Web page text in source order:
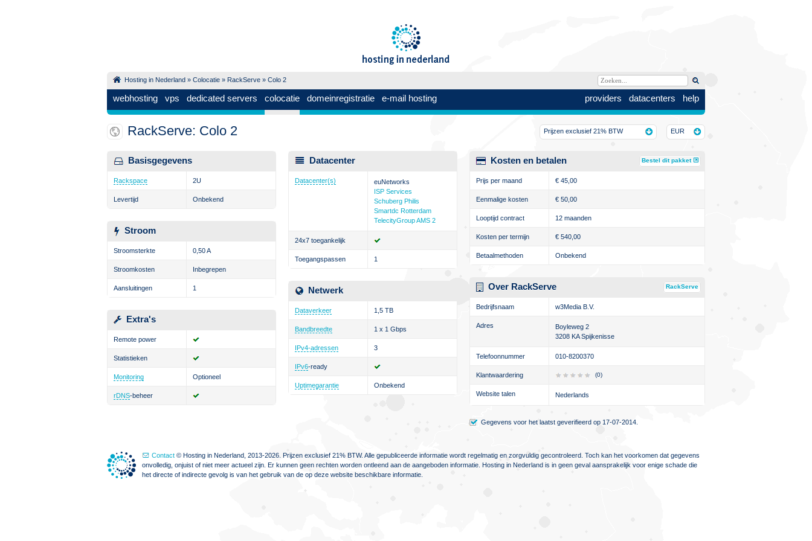
Hosting in Nederland » Colocatie » RackServe » Colo 2
providers datacenters help
webhosting vps dedicated servers colocatie domeinregistratie e-mail hosting
EUR
Prijzen exclusief 21% BTW
RackServe: Colo 2
Basisgegevens
Rackspace 2U
Levertijd Onbekend
Stroom
Stroomsterkte 0,50 A
Stroomkosten Inbegrepen
Aansluitingen 1
Extra's
Remote power
Statistieken
Monitoring Optioneel
rDNS-beheer
Datacenter
Datacenter(s)
euNetworks
ISP Services
Schuberg Philis
Smartdc Rotterdam
TelecityGroup AMS 2
24x7 toegankelijk
Toegangspassen 1
Netwerk
Dataverkeer 1,5 TB
Bandbreedte 1 x 1 Gbps
IPv4-adressen 3
IPv6-ready
Uptimegarantie Onbekend
Kosten en betalen Bestel dit pakket
Prijs per maand € 45,00
Eenmalige kosten € 50,00
Looptijd contract 12 maanden
Kosten per termijn € 540,00
Betaalmethoden Onbekend
Over RackServe RackServe
Bedrijfsnaam w3Media B.V.
Adres
Boyleweg 2
3208 KA Spijkenisse
Telefoonnummer 010-8200370
Klantwaardering (0)
Website talen Nederlands
Gegevens voor het laatst geverifieerd op 17-07-2014.
Contact © Hosting in Nederland, 2013-2026. Prijzen exclusief 21% BTW. Alle gepubliceerde informatie wordt regelmatig en zorgvuldig gecontroleerd. Toch kan het voorkomen dat gegevens
onvolledig, onjuist of niet meer actueel zijn. Er kunnen geen rechten worden ontleend aan de aangeboden informatie. Hosting in Nederland is in geen geval aansprakelijk voor enige schade die
het directe of indirecte gevolg is van het gebruik van de op deze website beschikbare informatie.